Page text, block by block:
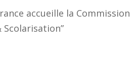
accueille la Commission
Scolarisation”